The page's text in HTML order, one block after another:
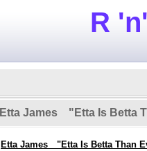
R
Etta James "Etta Is Betta
Etta James "Etta Is Betta Than